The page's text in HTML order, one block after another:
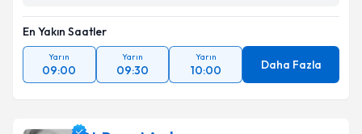
En Yakın Saatler
Yarın
09:00
Yarın
09:30
Yarın
10:00 Daha Fazla